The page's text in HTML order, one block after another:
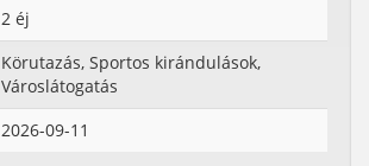
2 éj
Körutazás, Sportos kirándulások,
Városlátogatás
2026-09-11